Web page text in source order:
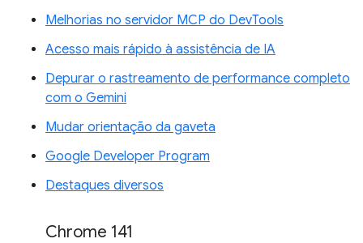
Melhorias no servidor MCP do DevTools
Acesso mais rápido à assistência de IA
Depurar o rastreamento de performance completo
com o Gemini
Mudar orientação da gaveta
Google Developer Program
Destaques diversos
Chrome 141